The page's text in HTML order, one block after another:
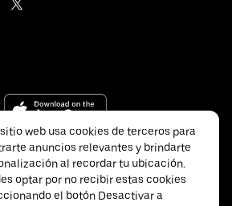
Inc.
web usa cookies de terceros para
anuncios relevantes y brindarte
al recordar tu ubicación.
optar por no recibir estas cookies
el botón Desactivar a